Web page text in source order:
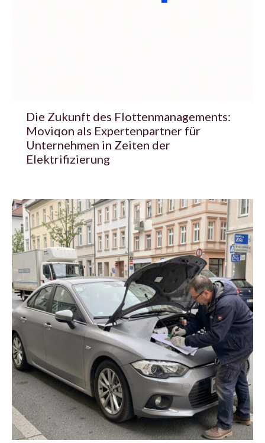
Die Zukunft des Flottenmanagements:
Moviqon als Expertenpartner für
Unternehmen in Zeiten der
Elektrifizierung